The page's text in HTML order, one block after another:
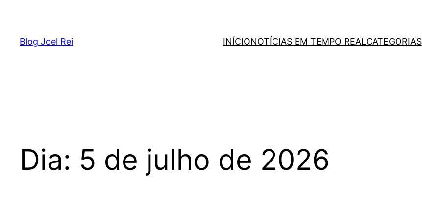
Blog Joel Rei INÍCIONOTÍCIAS EM TEMPO REALCATEGORIAS
Dia: 5 de julho de 2026